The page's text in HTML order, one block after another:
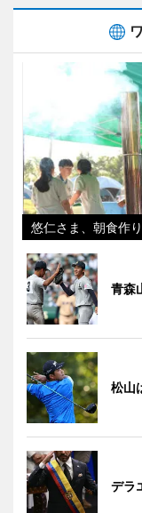
悠仁さま、朝食作
青森
松山
デラ